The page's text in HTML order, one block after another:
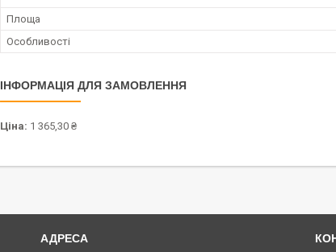
Площа
Особливості
ІНФОРМАЦІЯ ДЛЯ ЗАМОВЛЕННЯ
Ціна: 1 365,30 ₴